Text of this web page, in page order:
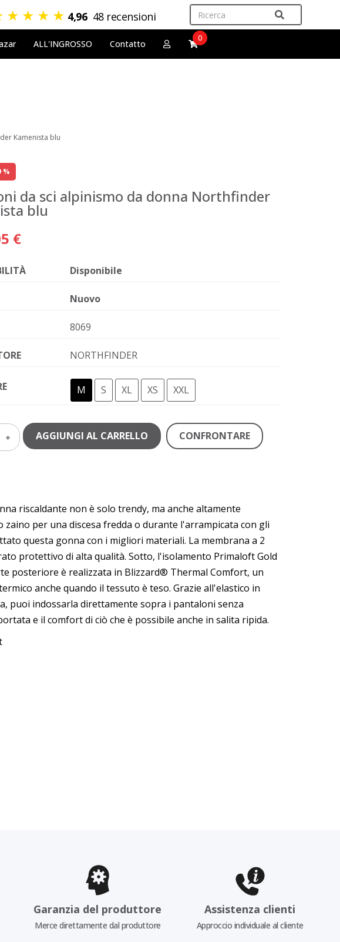
★ ★ ★ ★ 4,96 48 recensioni
ALL'INGROSSO Contatto
0
Kamenista blu
%
da sci alpinismo da donna Northfinder
blu
€
Disponibile
Nuovo
8069
NORTHFINDER
M S XL XS XXL
AGGIUNGI AL CARRELLO CONFRONTARE
riscaldante non è solo trendy, ma anche altamente
per una discesa fredda o durante l'arrampicata con gli
questa gonna con i migliori materiali. La membrana a 2
protettivo di alta qualità. Sotto, l'isolamento Primaloft Gold
posteriore è realizzata in Blizzard® Thermal Comfort, un
anche quando il tessuto è teso. Grazie all'elastico in
puoi indossarla direttamente sopra i pantaloni senza
e il comfort di ciò che è possibile anche in salita ripida.
Garanzia del produttore
Merce direttamente dal produttore
Assistenza clienti
Approccio individuale al cliente